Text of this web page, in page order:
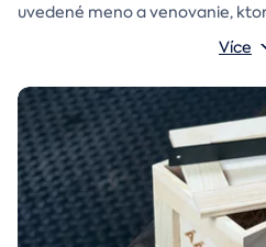
uvedené meno a venovanie,
Více